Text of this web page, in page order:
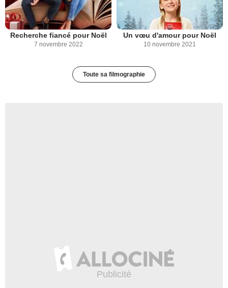
Recherche fiancé pour Noël
7 novembre 2022
Un vœu d'amour pour Noël
10 novembre 2021
Toute sa filmographie